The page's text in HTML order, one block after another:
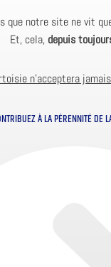
que notre site ne vit
Et, cela, depuis
n’acceptera
À LA PÉRENNITÉ DE